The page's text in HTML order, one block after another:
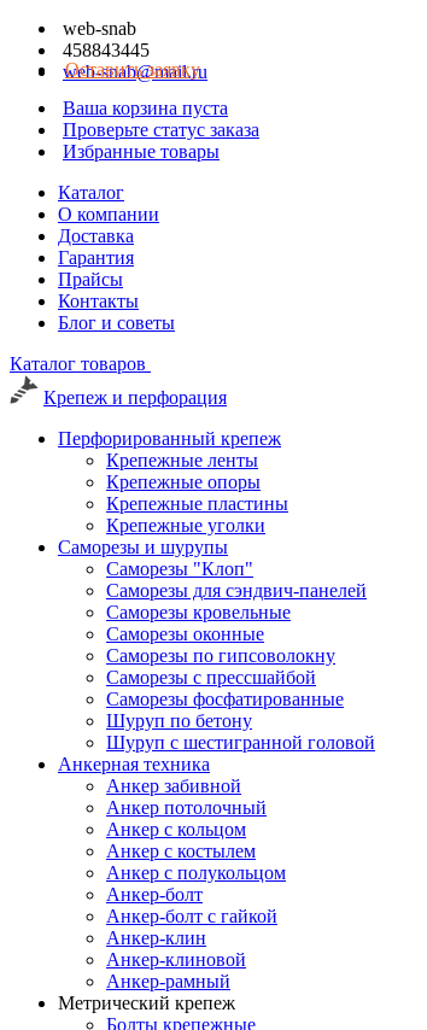
web-snab
458843445
web-snab@mail.ru
Оставить заявку
Ваша корзина пуста
Проверьте статус заказа
Избранные товары
Каталог
О компании
Доставка
Гарантия
Прайсы
Контакты
Блог и советы
Каталог товаров
Крепеж и перфорация
Перфорированный крепеж
Крепежные ленты
Крепежные опоры
Крепежные пластины
Крепежные уголки
Саморезы и шурупы
Саморезы "Клоп"
Саморезы для сэндвич-панелей
Саморезы кровельные
Саморезы оконные
Саморезы по гипсоволокну
Саморезы с прессшайбой
Саморезы фосфатированные
Шуруп по бетону
Шуруп с шестигранной головой
Анкерная техника
Анкер забивной
Анкер потолочный
Анкер с кольцом
Анкер с костылем
Анкер с полукольцом
Анкер-болт
Анкер-болт с гайкой
Анкер-клин
Анкер-клиновой
Анкер-рамный
Метрический крепеж
Болты крепежные